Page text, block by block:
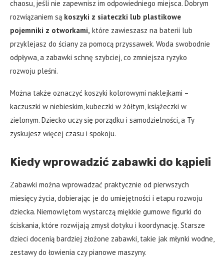
chaosu, jeśli nie zapewnisz im odpowiedniego miejsca. Dobrym
rozwiązaniem są koszyki z siateczki lub plastikowe
pojemniki z otworkami, które zawieszasz na baterii lub
przyklejasz do ściany za pomocą przyssawek. Woda swobodnie
odpływa, a zabawki schnę szybciej, co zmniejsza ryzyko
rozwoju pleśni.
Można także oznaczyć koszyki kolorowymi naklejkami –
kaczuszki w niebieskim, kubeczki w żółtym, książeczki w
zielonym. Dziecko uczy się porządku i samodzielności, a Ty
zyskujesz więcej czasu i spokoju.
Kiedy wprowadzić zabawki do kąpieli
Zabawki można wprowadzać praktycznie od pierwszych
miesięcy życia, dobierając je do umiejętności i etapu rozwoju
dziecka. Niemowlętom wystarczą miękkie gumowe figurki do
ściskania, które rozwijają zmysł dotyku i koordynację. Starsze
dzieci docenią bardziej złożone zabawki, takie jak młynki wodne,
zestawy do łowienia czy pianowe maszyny.